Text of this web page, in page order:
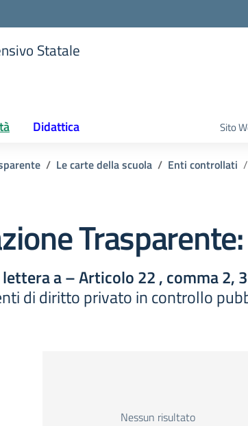
Statale
Didattica Sito
Le carte della scuola Enti controllati
Trasparente:
a – Articolo 22 , comma 2, 3
di diritto privato in controllo
Nessun risultato